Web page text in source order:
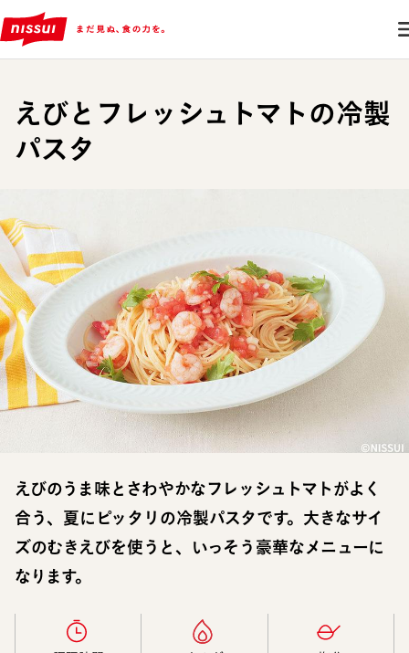
えびとフレッシュトマトの冷製
パスタ
えびのうま味とさわやかなフレッシュトマトがよく
合う、夏にピッタリの冷製パスタです。大きなサイ
ズのむきえびを使うと、いっそう豪華なメニューに
なります。